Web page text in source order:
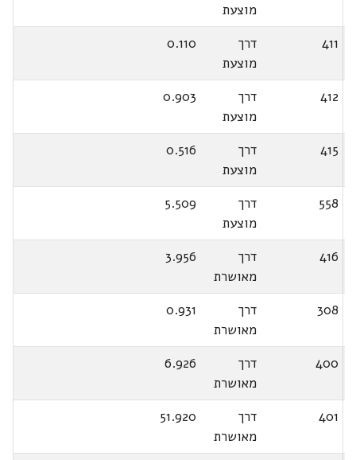
מוצעת
411
דרך
מוצעת
0.110
412
דרך
מוצעת
0.903
415
דרך
מוצעת
0.516
558
דרך
מוצעת
5.509
416
דרך
מאושרת
3.956
308
דרך
מאושרת
0.931
400
דרך
מאושרת
6.926
401
דרך
מאושרת
51.920